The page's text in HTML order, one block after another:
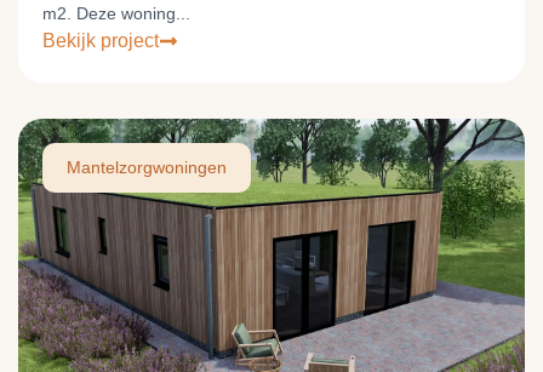
m2. Deze woning...
Bekijk project
Mantelzorgwoningen